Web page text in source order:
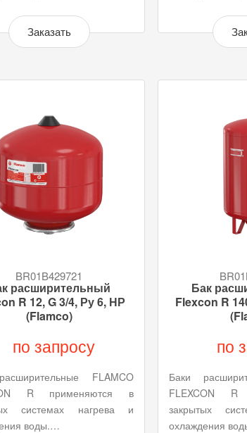
Заказать
BR01B429721
расширительный
R 12, G 3/4, Ру 6, НР
(Flamco)
по запросу
FLAMCO
R применяются в
системах нагрева и
воды.…
Бак
Flexcon R
по
Баки
FLEXCON
закрытых
охлаждения